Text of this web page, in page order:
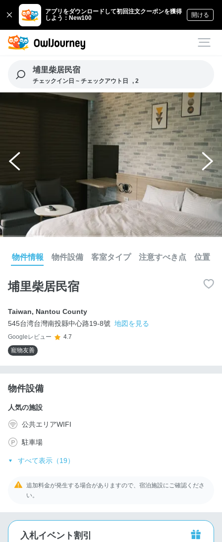
アプリをダウンロードして初回注文クーポンを獲得
しよう：New100
開ける
埔里柴居民宿
チェックイン日 ~ チェックアウト日 , 2
物件情報 物件設備 客室タイプ 注意すべき点 位置
埔里柴居民宿
Taiwan, Nantou County
545台湾台灣南投縣中心路19-8號 地図を見る
Googleレビュー
4.7
寵物友善
物件設備
人気の施設
公共エリアWIFI
駐車場
すべて表示（19）
追加料金が発生する場合がありますので、宿泊施設にご確認くださ
い。
入札イベント割引